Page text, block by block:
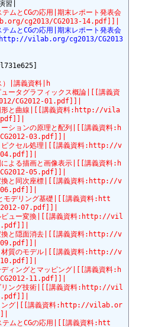
ムとCGの応用|期末レポート発表会
cg2013/CG2013-14.pdf]]|
ムとCGの応用|期末レポート発表会
:http://vilab.org/cg2013/CG2013
）|講義資料|h
ータグラフィックス概論|[[講義資
CG2012-01.pdf]]|
形と曲線|[[講義資料:http://vila
ションの原理と配列|[[講義資料:h
03.pdf]]|
ピクセル処理|[[講義資料:http://v
04.pdf]]|
よる描画と画像表示|[[講義資料:h
05.pdf]]|
換と同次座標|[[講義資料:http://v
06.pdf]]|
モデリング基礎|[[講義資料:htt
07.pdf]]|
ビュー変換|[[講義資料:http://vil
換と隠面消去|[[講義資料:http://v
09.pdf]]|
材質のモデル|[[講義資料:http://v
10.pdf]]|
ィングとマッピング|[[講義資料:h
11.pdf]]|
リング技術|[[講義資料:http://vil
ング|[[講義資料:http://vilab.or
ムとCGの応用|[[講義資料:htt